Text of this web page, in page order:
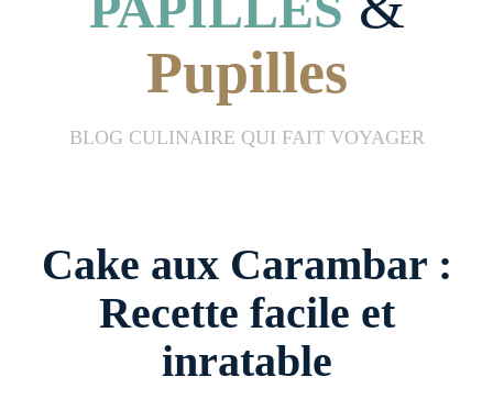
Pupilles
BLOG CULINAIRE QUI FAIT VOYAGER
Cake aux Carambar :
Recette facile et
inratable